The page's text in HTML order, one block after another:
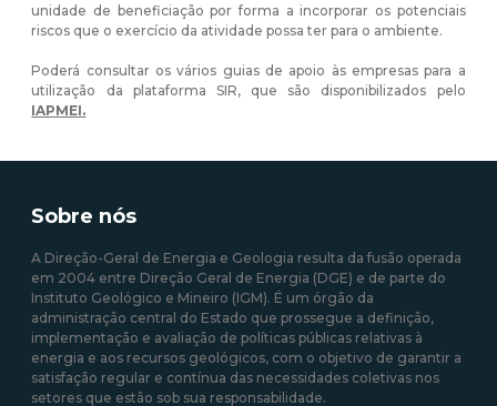
unidade de beneficiação por forma a incorporar os potenciais
riscos que o exercício da atividade possa ter para o ambiente.
Poderá consultar os vários guias de apoio às empresas para a
utilização da plataforma SIR, que são disponibilizados pelo
IAPMEI.
Sobre nós
A Direção-Geral de Energia e Geologia resulta da fusão operada
em 2004 entre Direção Geral de Energia (DGE) e de parte do
Instituto Geológico e Mineiro (IGM). É um órgão da
administração central do Estado que prossegue a definição,
implementação e avaliação de políticas públicas relativas à
energia e aos recursos geológicos, com o objetivo de garantir a
satisfação regular e contínua das necessidades coletivas nos
setores que estão sob sua responsabilidade.